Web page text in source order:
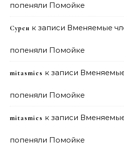
попеняли Помойке
Сурен к записи Вменяемые
попеняли Помойке
mitasmies к записи
попеняли Помойке
mitasmies к записи
попеняли Помойке